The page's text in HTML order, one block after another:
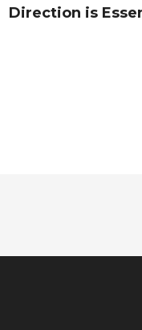
Direction is